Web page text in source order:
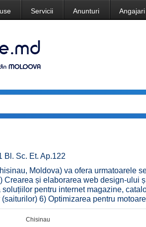
Servicii Anunturi Angajari
Bl. Sc. Et. Ap.122
Moldova) va ofera urmatoarele
Crearea și elaborarea web design-ului
pentru internet magazine,
6) Optimizarea pentru
Chisinau